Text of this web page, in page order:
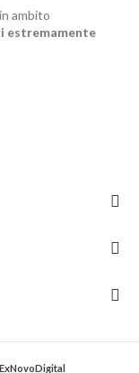
ambito
estremamente
ExNovoDigital